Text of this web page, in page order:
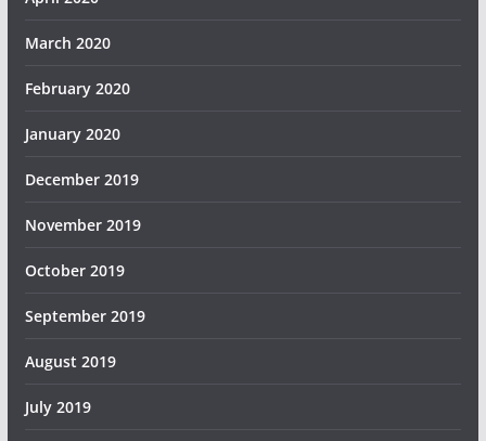
March 2020
February 2020
January 2020
December 2019
November 2019
October 2019
September 2019
August 2019
July 2019